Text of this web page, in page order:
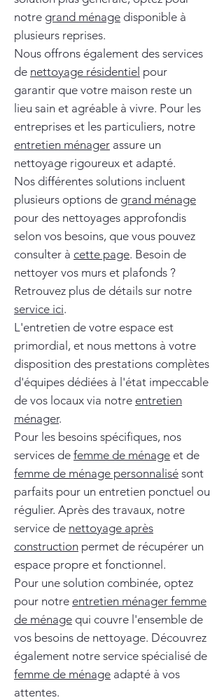
notre grand ménage disponible à
plusieurs reprises.
Nous offrons également des services
de nettoyage résidentiel pour
garantir que votre maison reste un
lieu sain et agréable à vivre. Pour les
entreprises et les particuliers, notre
entretien ménager assure un
nettoyage rigoureux et adapté.
Nos différentes solutions incluent
plusieurs options de grand ménage
pour des nettoyages approfondis
selon vos besoins, que vous pouvez
consulter à cette page. Besoin de
nettoyer vos murs et plafonds ?
Retrouvez plus de détails sur notre
service ici.
L'entretien de votre espace est
primordial, et nous mettons à votre
disposition des prestations complètes
d'équipes dédiées à l'état impeccable
de vos locaux via notre entretien
ménager.
Pour les besoins spécifiques, nos
services de femme de ménage et de
femme de ménage personnalisé sont
parfaits pour un entretien ponctuel ou
régulier. Après des travaux, notre
service de nettoyage après
construction permet de récupérer un
espace propre et fonctionnel.
Pour une solution combinée, optez
pour notre entretien ménager femme
de ménage qui couvre l'ensemble de
vos besoins de nettoyage. Découvrez
également notre service spécialisé de
femme de ménage adapté à vos
attentes.